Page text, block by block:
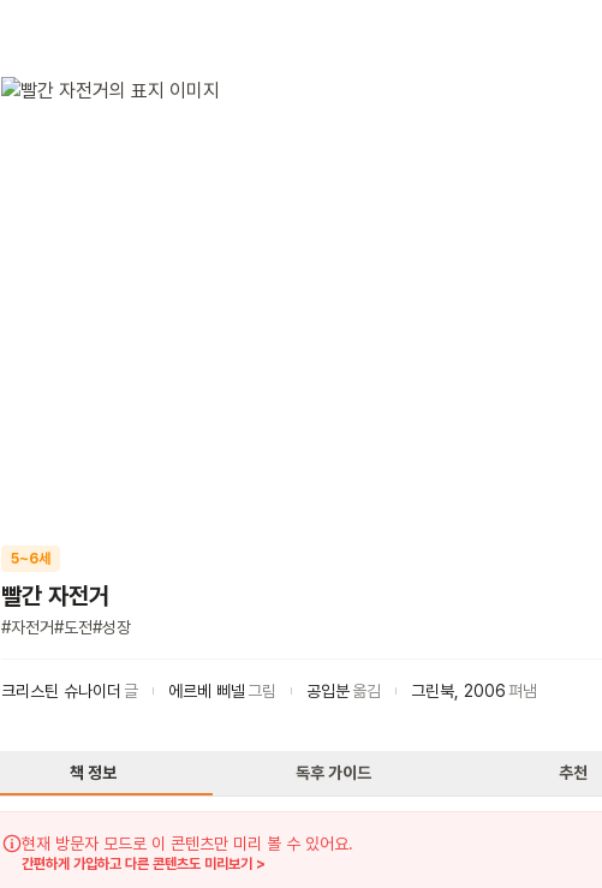
5~6세
빨간 자전거
#자전거#도전#성장
크리스틴 슈나이더 글 에르베 삐넬 그림 공입분옮김 그린북 2006펴냄
책 정보 독후 가이드 추천
현재 방문자 모드로 이 콘텐츠만 미리 볼 수 있어요.
간편하게 가입하고 다른 콘텐츠도 미리보기 >